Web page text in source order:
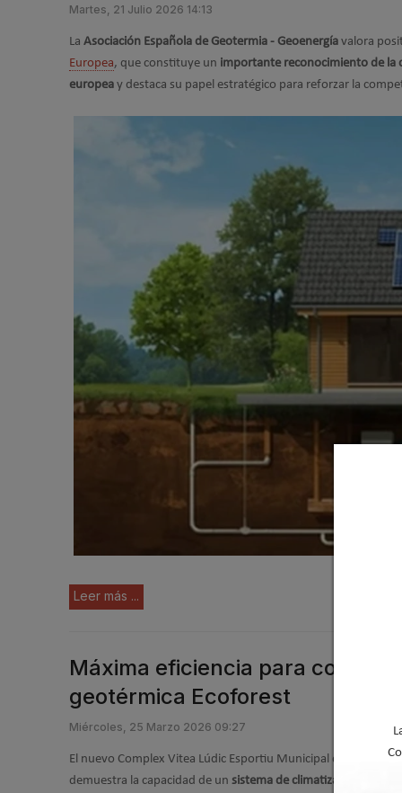
Martes, 21 Julio 2026 14:13
La Asociación Española de Geotermia - Geoenergía valora
Europea, que constituye un importante reconocimiento de la
europea y destaca su papel estratégico para reforzar la
Leer más ...
Máxima eficiencia para
geotérmica Ecoforest
Miércoles, 25 Marzo 2026 09:27
El nuevo Complex Vitea Lúdic Esportiu Municipal de Ascó
demuestra la capacidad de un sistema de climatización